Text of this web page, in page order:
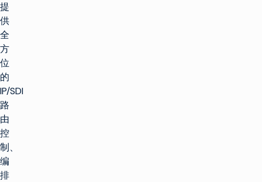
提
供
全
方
位
的
IP/SDI
路
由
控
制、
编
排